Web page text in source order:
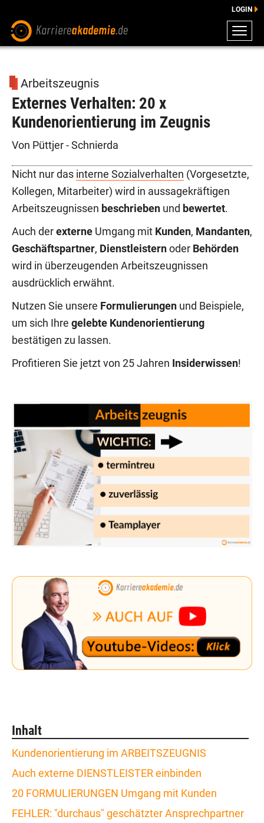
ENGLISCHE DOWNLOADS
E-LEARNING
FAQ
BERATUNG
LOGIN
Arbeitszeugnis
Externes Verhalten: 20 x
Kundenorientierung im Zeugnis
Von Püttjer - Schnierda
Nicht nur das interne Sozialverhalten (Vorgesetzte,
Kollegen, Mitarbeiter) wird in aussagekräftigen
Arbeitszeugnissen beschrieben und bewertet.
Auch der externe Umgang mit Kunden, Mandanten,
Geschäftspartner, Dienstleistern oder Behörden
wird in überzeugenden Arbeitszeugnissen
ausdrücklich erwähnt.
Nutzen Sie unsere Formulierungen und Beispiele,
um sich Ihre gelebte Kundenorientierung
bestätigen zu lassen.
Profitieren Sie jetzt von 25 Jahren Insiderwissen!
Inhalt
Kundenorientierung im ARBEITSZEUGNIS
Auch externe DIENSTLEISTER einbinden
20 FORMULIERUNGEN Umgang mit Kunden
FEHLER: "durchaus" geschätzter Ansprechpartner